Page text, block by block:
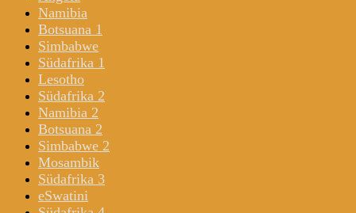
Namibia
Botsuana 1
Simbabwe
Südafrika 1
Lesotho
Südafrika 2
Namibia 2
Botsuana 2
Simbabwe 2
Mosambik
Südafrika 3
eSwatini